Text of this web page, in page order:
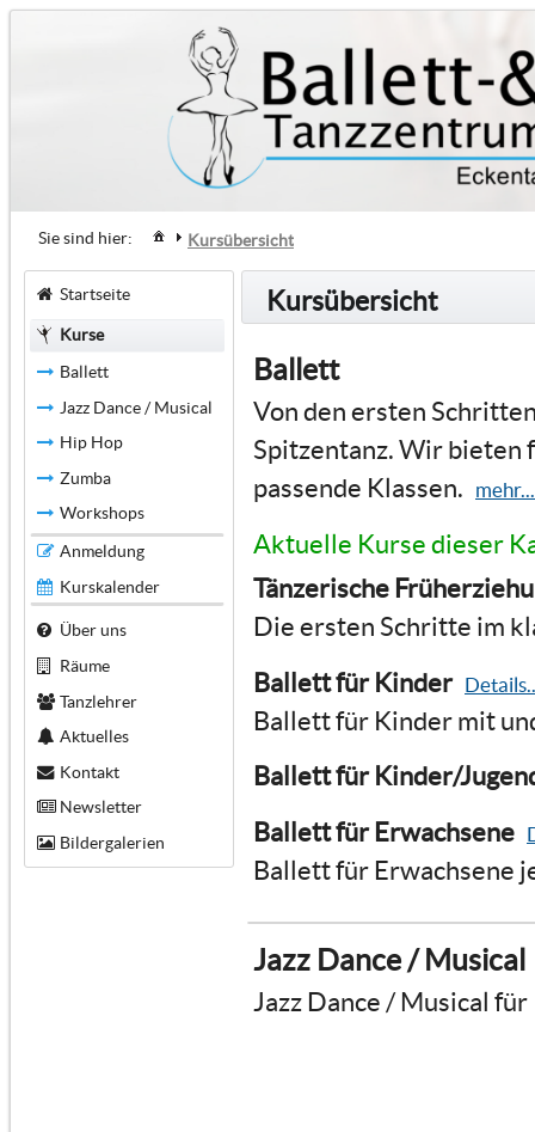
Sie sind hier: Kursübersicht
Startseite
Kurse
Ballett
Jazz Dance / Musical
Hip Hop
Zumba
Workshops
Anmeldung
Kurskalender
Über uns
Räume
Tanzlehrer
Aktuelles
Kontakt
Newsletter
Bildergalerien
Kursübersicht
Ballett
Von den ersten
Spitzentanz. Wir bieten
passende Klassen.
mehr...
Aktuelle Kurse dieser
Tänzerische
Die ersten Schritte im
Ballett für Kinder
Ballett für Kinder mit
Ballett für Kinder/
Ballett für Erwachsene
Ballett für Erwachsene
Jazz Dance / Musical
Jazz Dance / Musical